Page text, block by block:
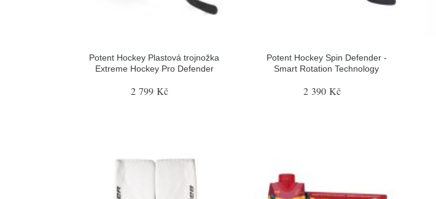
Potent Hockey Plastová trojnožka
Extreme Hockey Pro Defender
2 799 Kč
Potent Hockey Spin Defender -
Smart Rotation Technology
2 390 Kč